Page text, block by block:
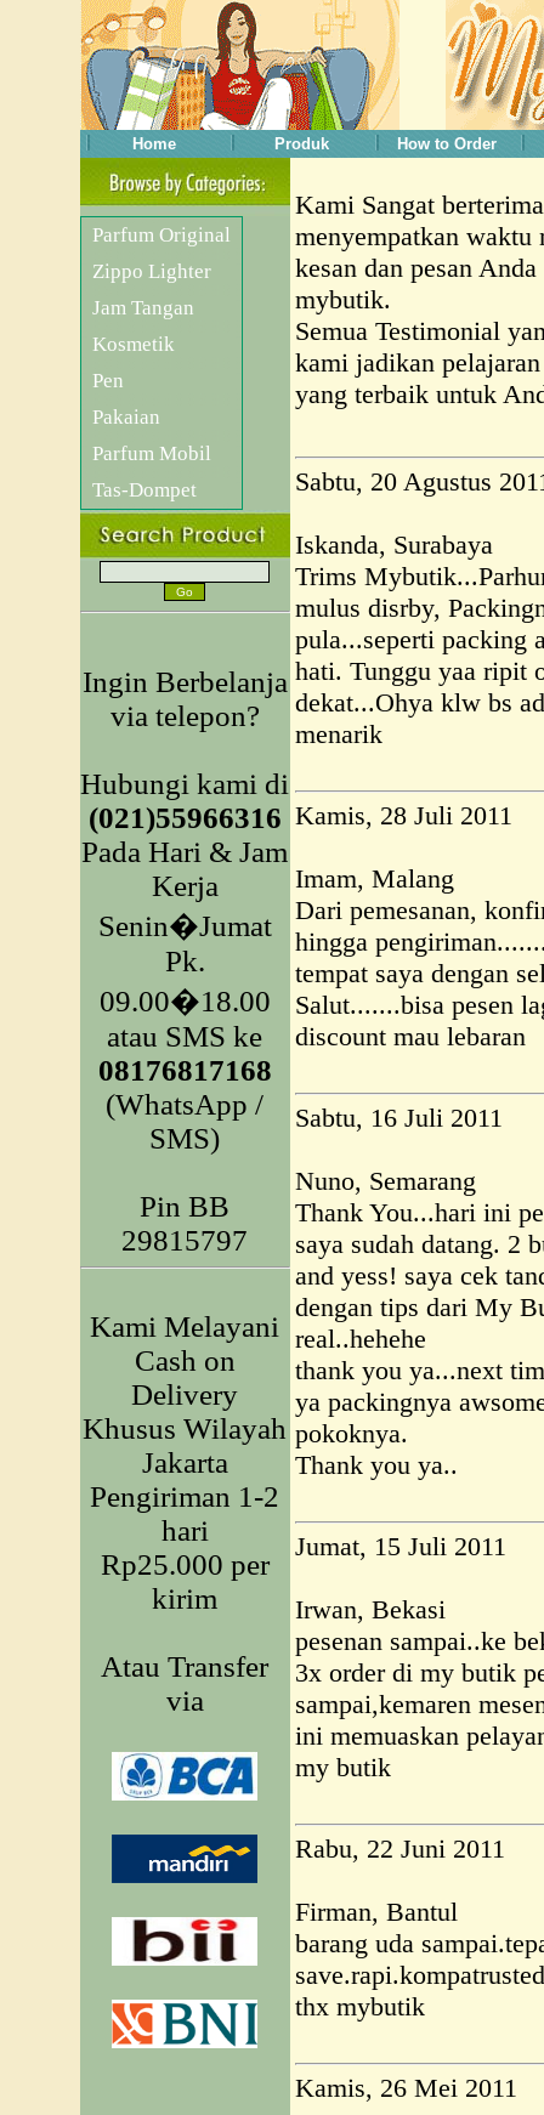
Home Produk How to Order
Parfum Original
Zippo Lighter
Jam Tangan
Kosmetik
Pen
Pakaian
Parfum Mobil
Tas-Dompet
Ingin Berbelanja
via telepon?
Hubungi kami di
(021)55966316
Pada Hari & Jam
Kerja
Senin�Jumat
Pk.
09.00�18.00
atau SMS ke
08176817168
(WhatsApp /
SMS)
Pin BB
29815797
Kami Melayani
Cash on
Delivery
Khusus Wilayah
Jakarta
Pengiriman 1-2
hari
Rp25.000 per
kirim
Atau Transfer
via
Kami Sangat
menyempatkan
kesan dan pesan
mybutik.
Semua Testimonial
kami jadikan
yang terbaik untuk
Sabtu, 20 Agustus
Iskanda, Surabaya
Trims
mulus disrby,
pula...seperti packing
hati. Tunggu yaa ripit
dekat...Ohya klw bs
menarik
Kamis, 28 Juli 2011
Imam, Malang
Dari pemesanan,
hingga
tempat saya dengan
Salut.......bisa pesen
discount mau lebaran
Sabtu, 16 Juli 2011
Nuno, Semarang
Thank You...hari ini
saya sudah datang. 2
and yess! saya cek
dengan tips dari My
real..hehehe
thank you ya...next
ya packingnya
pokoknya.
Thank you ya..
Jumat, 15 Juli 2011
Irwan, Bekasi
pesenan sampai..ke
3x order di my butik
sampai,kemaren
ini memuaskan
my butik
Rabu, 22 Juni 2011
Firman, Bantul
barang uda
thx mybutik
Kamis, 26 Mei 2011